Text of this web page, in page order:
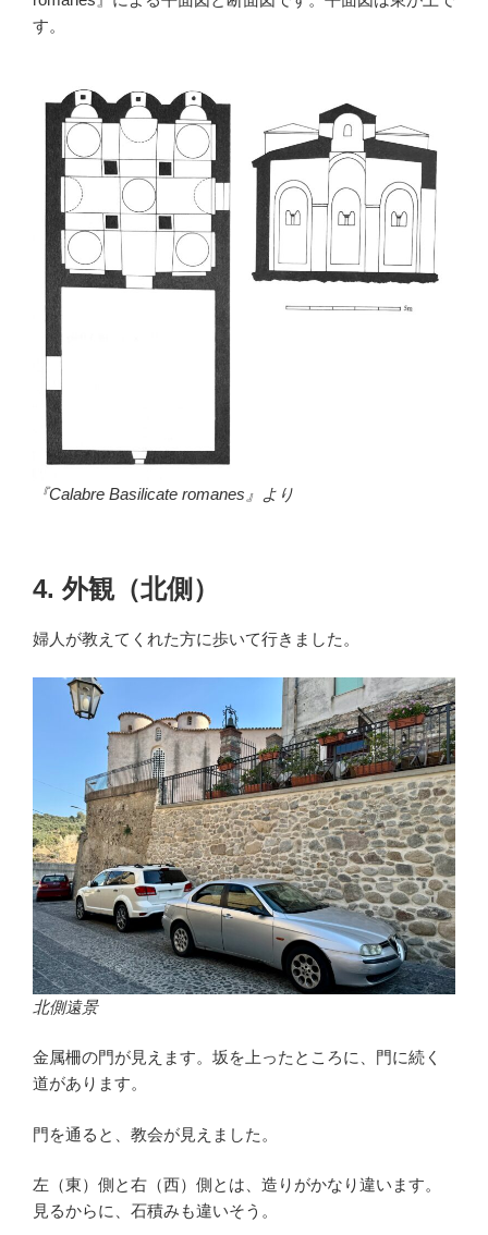
す。
『Calabre Basilicate romanes』より
4. 外観（北側）
婦人が教えてくれた方に歩いて行きました。
北側遠景
金属柵の門が見えます。坂を上ったところに、門に続く
道があります。
門を通ると、教会が見えました。
左（東）側と右（西）側とは、造りがかなり違います。
見るからに、石積みも違いそう。